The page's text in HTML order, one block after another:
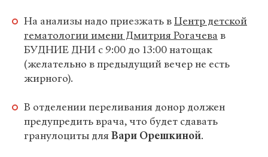
На анализы надо приезжать вЦентр детской
гематологии имени Дмитрия Рогачева в
БУДНИЕ ДНИ с 9:00 до 13:00 натощак
(желательно в предыдущий вечер не есть
жирного).
В отделении переливания донор должен
предупредить врача, что будет сдавать
гранулоциты дляВари Орешкиной.